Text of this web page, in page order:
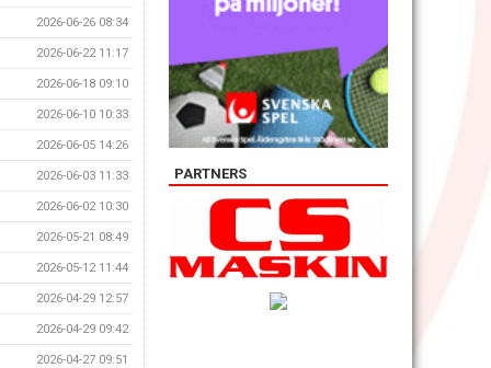
2026-06-26 08:34
2026-06-22 11:17
2026-06-18 09:10
2026-06-10 10:33
2026-06-05 14:26
2026-06-03 11:33
2026-06-02 10:30
2026-05-21 08:49
2026-05-12 11:44
2026-04-29 12:57
2026-04-29 09:42
2026-04-27 09:51
PARTNERS